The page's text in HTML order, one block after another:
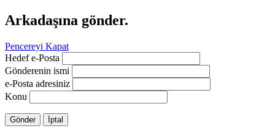
Arkadaşına gönder.
Pencereyi Kapat
Hedef e-Posta
Gönderenin ismi
e-Posta adresiniz
Konu
Gönder İptal